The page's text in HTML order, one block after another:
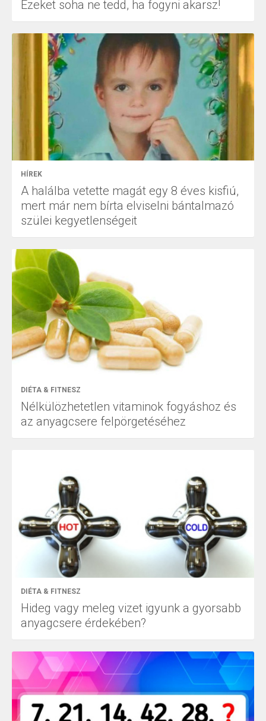
Ezeket soha ne tedd, ha fogyni akarsz!
HÍREK
A halálba vetette magát egy 8 éves kisfiú,
mert már nem bírta elviselni bántalmazó
szülei kegyetlenségeit
DIÉTA & FITNESZ
Nélkülözhetetlen vitaminok fogyáshoz és
az anyagcsere felpörgetéséhez
DIÉTA & FITNESZ
Hideg vagy meleg vizet igyunk a gyorsabb
anyagcsere érdekében?